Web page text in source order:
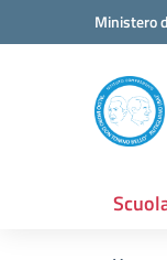
Vai ai contenuti
Vai al menu diMinistero